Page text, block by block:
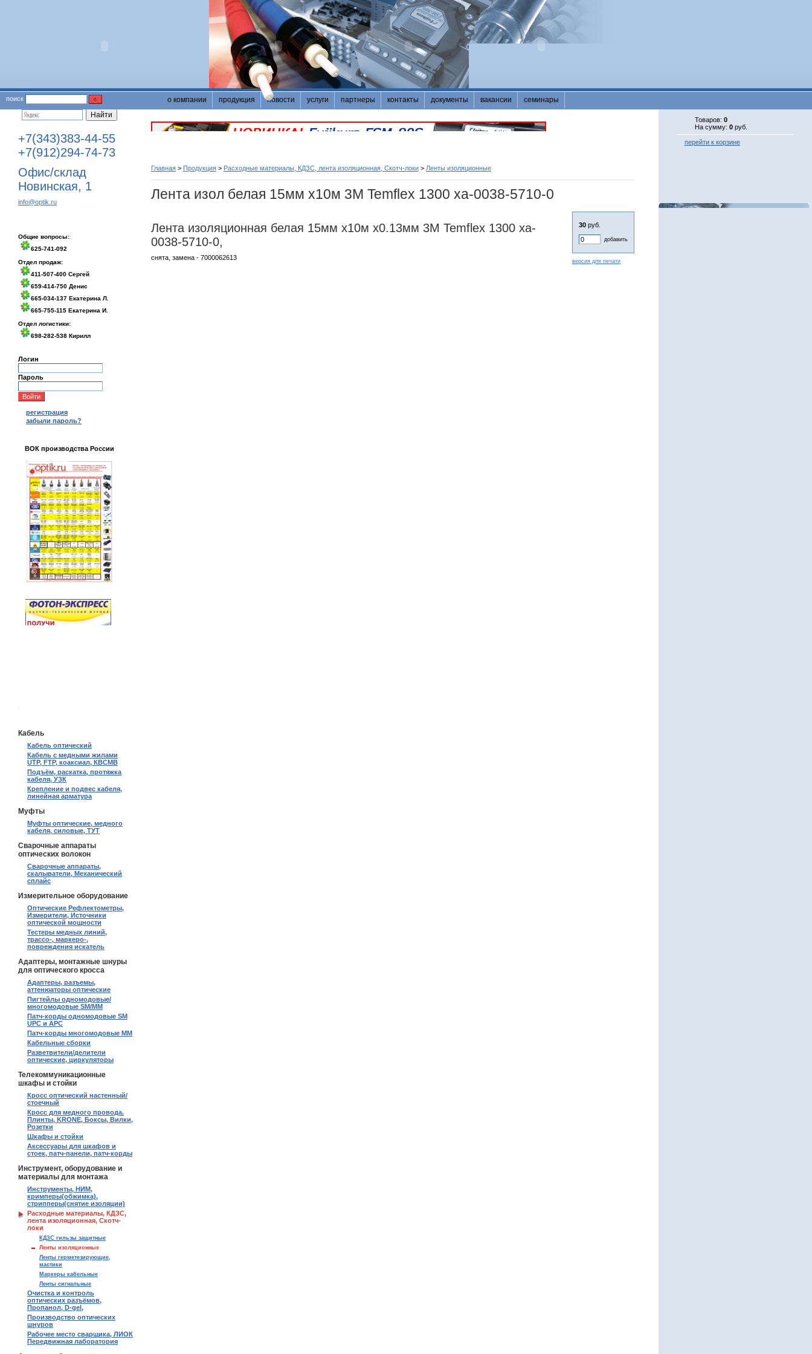
поиск о компании продукция новости услуги партнеры контакты документы вакансии семинары
+7(343)383-44-55
+7(912)294-74-73
Офис/склад
Новинская, 1
info@optik.ru
Общие вопросы:
625-741-092
Отдел продаж:
411-507-400 Сергей
659-414-750 Денис
665-034-137 Екатерина Л.
665-755-115 Екатерина И.
Отдел логистики:
698-282-538 Кирилл
Логин
Пароль
регистрация
забыли пароль?
ВОК производства России
.
Кабель
Кабель оптический
Кабель с медными жилами
UTP, FTP, коаксиал, КВСМВ
Подъём, раскатка, протяжка
кабеля, УЗК
Крепление и подвес кабеля,
линейная арматура
Муфты
Муфты оптические, медного
кабеля, силовые, ТУТ
Сварочные аппараты
оптических волокон
Сварочные аппараты,
скалыватели, Механический
сплайс
Измерительное оборудование
Оптические Рефлектометры,
Измерители, Источники
оптической мощности
Тестеры медных линий,
трассо-, маркеро-,
повреждения искатель
Адаптеры, монтажные шнуры
для оптического кросса
Адаптеры, разъемы,
аттенюаторы оптические
Пигтейлы одномодовые/
многомодовые SM/MM
Патч-корды одномодовые SM
UPC и APC
Патч-корды многомодовые MM
Кабельные сборки
Разветвители/делители
оптические, циркуляторы
Телекоммуникационные
шкафы и стойки
Кросс оптический настенный/
стоечный
Кросс для медного провода.
Плинты, KRONE, Боксы, Вилки,
Розетки
Шкафы и стойки
Аксессуары для шкафов и
стоек, патч-панели, патч-корды
Инструмент, оборудование и
материалы для монтажа
Инструменты, НИМ,
кримперы(обжимка),
стрипперы(снятие изоляции)
Расходные материалы, КДЗС,
лента изоляционная, Скотч-
локи
КДЗС гильзы защитные
Ленты изоляционные
Ленты герметезирующие,
мастики
Маркеры кабельные
Ленты сигнальные
Очистка и контроль
оптических разъёмов,
Пропанол, D-gel,
Производство оптических
шнуров
Рабочее место сварщика, ЛИОК
Передвижная лаборатория
Главная > Продукция > Расходные материалы, КДЗС, лента изоляционная, Скотч-локи > Ленты изоляционные
Лента изол белая 15мм х10м 3M Temflex 1300 xa-0038-5710-0
30 руб.
добавить
версия для печати
Лента изоляционная белая 15мм х10м х0.13мм 3M Temflex 1300 xa-
0038-5710-0,
снята, замена - 7000062613
Товаров: 0
На сумму: 0 руб.
перейти к корзине